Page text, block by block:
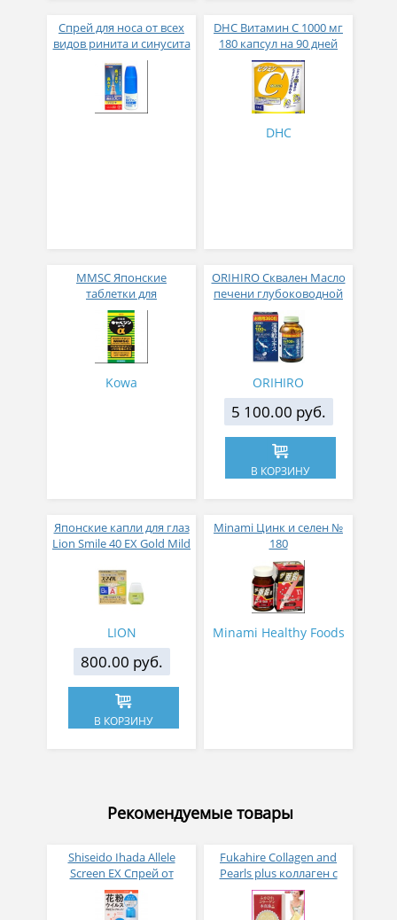
Спрей для носа от всех
видов ринита и синусита
Vita Treal Spray Plus 30мл
DHC Витамин С 1000 мг
180 капсул на 90 дней
DHC
MMSC Японские
таблетки для
пищеварительного
тракта 300 табл
Kowa
ORIHIRO Сквален Масло
печени глубоководной
акулы 360 таблеток
ORIHIRO
5 100.00 руб.
В КОРЗИНУ
Японские капли для глаз
Lion Smile 40 EX Gold Mild
LION
800.00 руб.
В КОРЗИНУ
Minami Цинк и селен №
180
Minami Healthy Foods
Рекомендуемые товары
Shiseido Ihada Allele
Screen EX Спрей от
вирусов и аллергий 50
гр
Fukahire Collagen and
Pearls plus коллаген с
жемчужным порошком
№ 30